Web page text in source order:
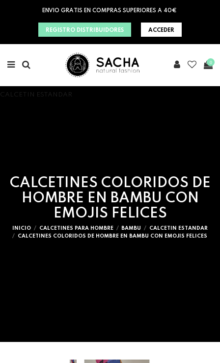
ENVIO GRATIS EN COMPRAS SUPERIORES A 40€
REGISTRO DISTRIBUIDORES ACCEDER
0
CALCETIN ESTANDAR
CALCETINES COLORIDOS DE
HOMBRE EN BAMBU CON
EMOJIS FELICES
INICIO CALCETINES PARA HOMBRE BAMBU
CALCETIN ESTANDAR
CALCETINES COLORIDOS DE HOMBRE EN BAMBU CON EMOJIS FELICES